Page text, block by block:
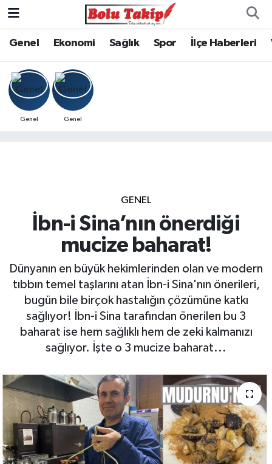
Genel Ekonomi Sağlık Spor İlçe Haberleri
Genel Genel
GENEL
İbn-i Sina’nın önerdiği
mucize baharat!
Dünyanın en büyük hekimlerinden olan ve modern
tıbbın temel taşlarını atan İbn-i Sina'nın önerileri,
bugün bile birçok hastalığın çözümüne katkı
sağlıyor! İbn-i Sina tarafından önerilen bu 3
baharat ise hem sağlıklı hem de zeki kalmanızı
sağlıyor. İşte o 3 mucize baharat...